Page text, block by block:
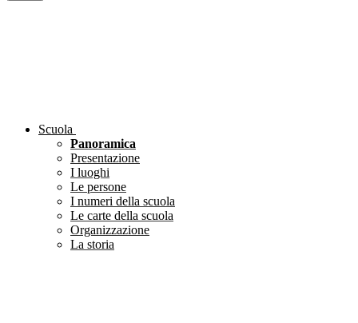
Scuola
Panoramica
Presentazione
I luoghi
Le persone
I numeri della scuola
Le carte della scuola
Organizzazione
La storia